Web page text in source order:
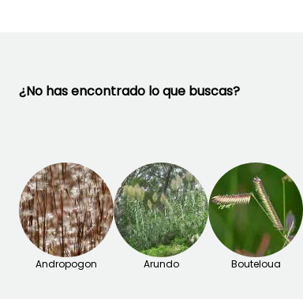
¿No has encontrado lo que buscas?
Andropogon Arundo Bouteloua